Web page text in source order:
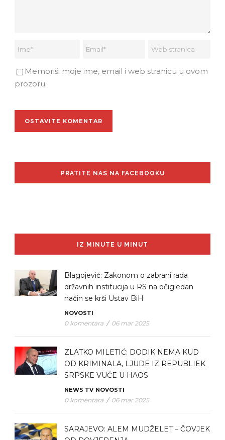
Memoriši moje ime, email i web stranicu u ovom
prozoru.
PRATITE NAS NA FACEBOOKU
IZ MINUTE U MINUT
Blagojević: Zakonom o zabrani rada
državnih institucija u RS na očigledan
način se krši Ustav BiH
NOVOSTI
0 komentara / 06 mar 2025
ZLATKO MILETIĆ: DODIK NEMA KUD
OD KRIMINALA, LJUDE IZ REPUBLIEK
SRPSKE VUČE U HAOS
NEWS TV NOVOSTI
0 komentara / 06 mar 2025
SARAJEVO: ALEM MUDŽELET – ČOVJEK